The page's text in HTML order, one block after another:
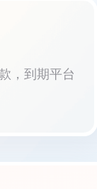
，到期平台